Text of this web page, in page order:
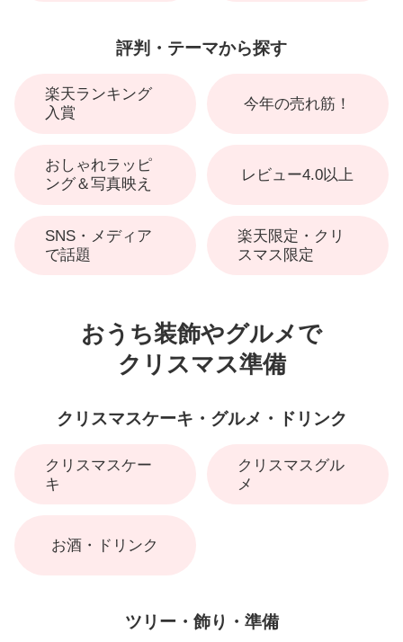
評判・テーマから探す
楽天ランキング
入賞
今年の売れ筋！
おしゃれラッピ
ング＆写真映え
レビュー4.0以上
SNS・メディア
で話題
楽天限定・クリ
スマス限定
おうち装飾やグルメで
クリスマス準備
クリスマスケーキ・グルメ・ドリンク
クリスマスケー
キ
クリスマスグル
メ
お酒・ドリンク
ツリー・飾り・準備